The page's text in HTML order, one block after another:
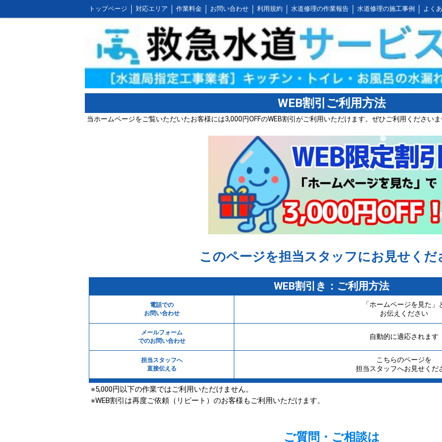
トップページ 対応エリア 作業料金 お問い合わせ 利用規約 水道修理の作業報告 水道修理の施工事例 よく
お客様の声とご感想 WEB割引ご利用方法 公式LINEアカウント 会社概要 キッチンの作業料金 トイレの作業料金
屋外の作業料金
WEB割引ご利用方法
当ホームページをご覧いただいたお客様には3,000円OFFのWEB割引がご利用いただけます。ぜひご利用くださいま
このページを担当スタッフにお見せくだ
WEB割引き：ご利用方法
電話での
お問い合わせ
「ホームページを見た」
お伝えください
メールフォーム
でのお問い合わせ
自動的に適応されます
担当スタッフへ
直接伝える
こちらのページを
担当スタッフへお見せくだ
※5,000円以下の作業ではご利用いただけません。
※WEB割引は再度ご依頼（リピート）のお客様もご利用いただけます。
ご質問・ご相談は